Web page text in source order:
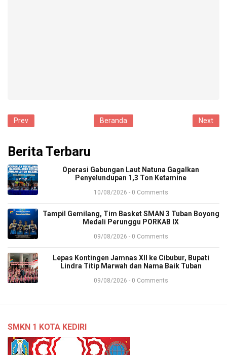
Prev Next
Beranda
Berita Terbaru
Operasi Gabungan Laut Natuna Gagalkan
Penyelundupan 1,3 Ton Ketamine
10/08/2026 - 0 Comments
​Tampil Gemilang, Tim Basket SMAN 3 Tuban Boyong
Medali Perunggu PORKAB IX
09/08/2026 - 0 Comments
​Lepas Kontingen Jamnas XII ke Cibubur, Bupati
Lindra Titip Marwah dan Nama Baik Tuban
09/08/2026 - 0 Comments
SMKN 1 KOTA KEDIRI